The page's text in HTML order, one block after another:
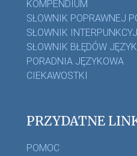
KOMPENDIUM
SŁOWNIK POPRAWNEJ
SŁOWNIK
SŁOWNIK BŁĘDÓW
PORADNIA JĘZYKOWA
CIEKAWOSTKI
PRZYDATNE
POMOC